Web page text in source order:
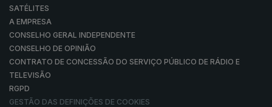
SATÉLITES
A EMPRESA
CONSELHO GERAL INDEPENDENTE
CONSELHO DE OPINIÃO
CONTRATO DE CONCESSÃO DO SERVIÇO PÚBLICO DE RÁDIO E
TELEVISÃO
RGPD
GESTÃO DAS DEFINIÇÕES DE COOKIES